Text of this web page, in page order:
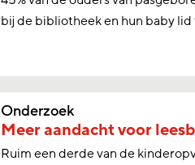
bij de bibliotheek en hun baby lid
Onderzoek
Meer aandacht voor
Ruim een derde van de